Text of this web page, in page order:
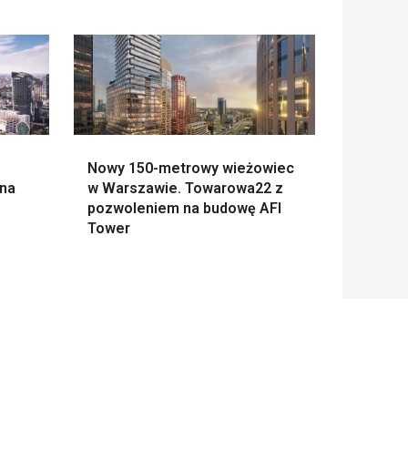
Nowy 150-metrowy wieżowiec
w Warszawie. Towarowa22 z
pozwoleniem na budowę AFI
Tower